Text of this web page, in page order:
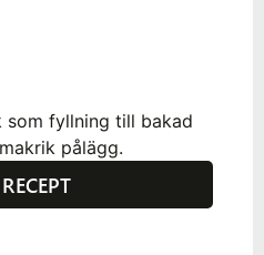
som fyllning till bakad
pålägg.